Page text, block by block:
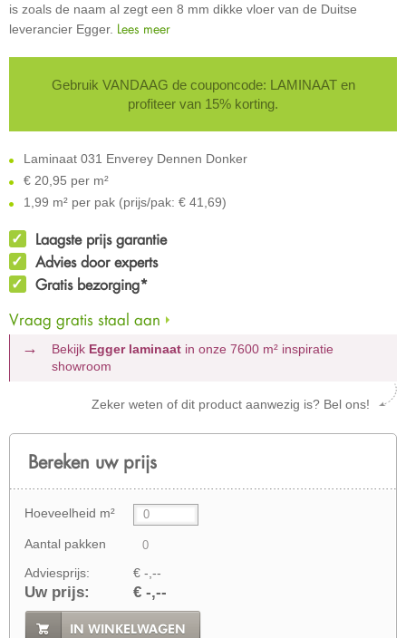
is zoals de naam al zegt een 8 mm dikke vloer van de Duitse
leverancier Egger. Lees meer
Gebruik VANDAAG de couponcode: LAMINAAT en
profiteer van 15% korting.
Laminaat 031 Enverey Dennen Donker
€ 20,95 per m²
1,99 m² per pak (prijs/pak: € 41,69)
Laagste prijs garantie
Advies door experts
Gratis bezorging*
Vraag gratis staal aan
Bekijk Egger laminaatin onze 7600 m² inspiratie
showroom
Zeker weten of dit product aanwezig is? Bel ons!
Bereken uw prijs
Hoeveelheid m²
Aantal pakken
Adviesprijs: € -,--
Uw prijs: € -,--
IN WINKELWAGEN